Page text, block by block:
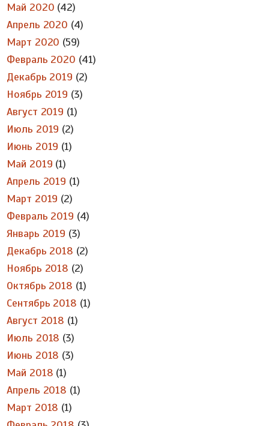
Май 2020 (42)
Апрель 2020 (4)
Март 2020 (59)
Февраль 2020 (41)
Декабрь 2019 (2)
Ноябрь 2019 (3)
Август 2019 (1)
Июль 2019 (2)
Июнь 2019 (1)
Май 2019 (1)
Апрель 2019 (1)
Март 2019 (2)
Февраль 2019 (4)
Январь 2019 (3)
Декабрь 2018 (2)
Ноябрь 2018 (2)
Октябрь 2018 (1)
Сентябрь 2018 (1)
Август 2018 (1)
Июль 2018 (3)
Июнь 2018 (3)
Май 2018 (1)
Апрель 2018 (1)
Март 2018 (1)